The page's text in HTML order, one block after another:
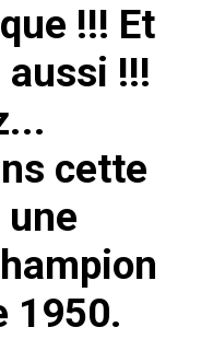
!!! Et
!!!
cette
1950.